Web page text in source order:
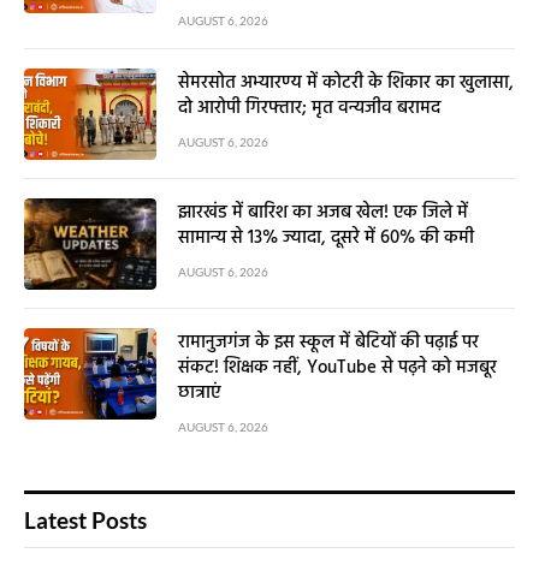
AUGUST 6, 2026
सेमरसोत अभ्यारण्य में कोटरी के शिकार का खुलासा,
दो आरोपी गिरफ्तार; मृत वन्यजीव बरामद
AUGUST 6, 2026
झारखंड में बारिश का अजब खेल! एक जिले में
सामान्य से 13% ज्यादा, दूसरे में 60% की कमी
AUGUST 6, 2026
रामानुजगंज के इस स्कूल में बेटियों की पढ़ाई पर
संकट! शिक्षक नहीं, YouTube से पढ़ने को मजबूर
छात्राएं
AUGUST 6, 2026
Latest Posts